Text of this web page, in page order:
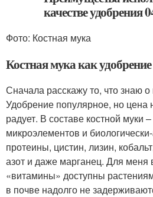
Фото: Костная мука
Костная мука как удобрение
Сначала расскажу то, что знаю о
Удобрение популярное, но цена
радует. В составе костной муки
микроэлементов и
протеины, цистин, лизин,
азот и даже марганец. Для меня
«витамины» доступны
в почве надолго не